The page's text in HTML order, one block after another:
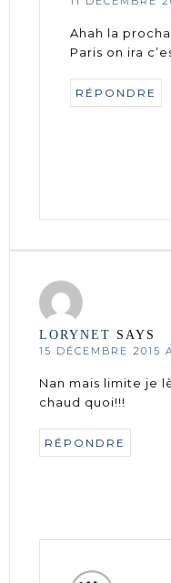
Ahah la
Paris on ira
RÉPONDRE
LORYNET SAYS
15 DÉCEMBRE 2015
Nan mais limite je
chaud quoi!!!
RÉPONDRE